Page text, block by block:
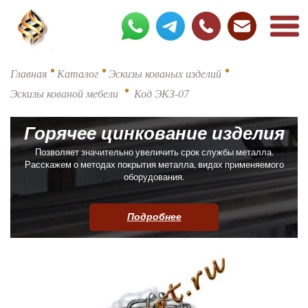
Главная • Каталог •Эскизы кованых изделий •
Эскизы кованой мебели • Код ЭКЗ-07
Горячее цинкование изделия
Позволяет значительно увеличить срок службы металла.
Расскажем о методах покрытия металла, видах применяемого
оборудования.
Подробнее